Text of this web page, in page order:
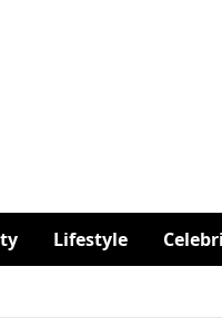
Lifestyle